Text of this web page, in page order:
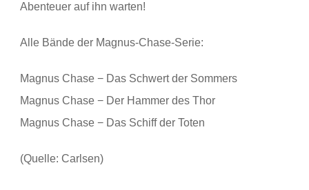
Abenteuer auf ihn warten!
Alle Bände der Magnus-Chase-Serie:
Magnus Chase − Das Schwert der Sommers
Magnus Chase − Der Hammer des Thor
Magnus Chase − Das Schiff der Toten
(Quelle: Carlsen)